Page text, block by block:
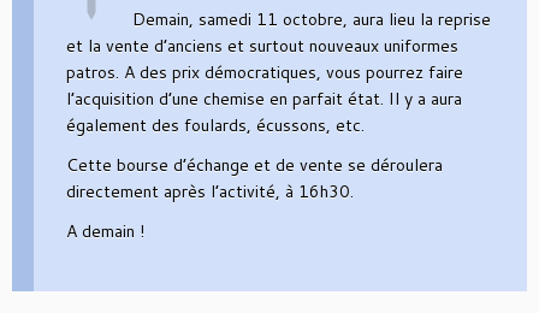
Demain, samedi 11 octobre, aura lieu la reprise
et la vente d’anciens et surtout nouveaux uniformes
patros. A des prix démocratiques, vous pourrez faire
l’acquisition d’une chemise en parfait état. Il y a aura
également des foulards, écussons, etc.
Cette bourse d’échange et de vente se déroulera
directement après l’activité, à 16h30.
A demain !